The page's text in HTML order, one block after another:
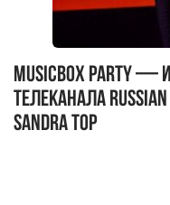
MUSICBOX PARTY
телеканала
Sandra Top